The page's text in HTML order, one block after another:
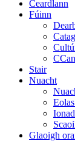
Ceardlann
Fúinn
Stair
Nuacht
Glaoigh